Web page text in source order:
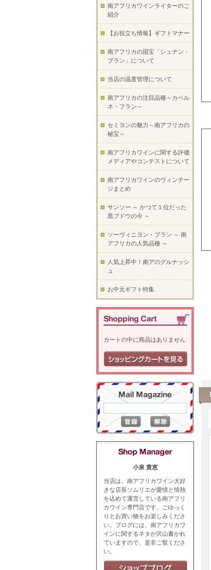
南アフリカワインライターのご
紹介
【お役立ち情報】ギフトマナー
南アフリカの国宝「シュナン・
ブラン」について
当店の温度管理について
南アフリカの注目品種～カベル
ネ・フラン～
セミヨンの魅力～南アフリカの
秘宝～
南アフリカワインに関する評価
メディアやコンテストについて
南アフリカワインのヴィンテー
ジまとめ
サンソー ～ かつて１位だった
黒ブドウの今 ～
ソーヴィニヨン・ブラン ～ 南
アフリカの人気品種 ～
人気上昇中！南アのグルナッシ
ュ
お中元ギフト特集
カートの中に商品はありません
小泉 貴恵
当店は、南アフリカワイン大好
きな店長ソムリエが愛情と情熱
を込めて運営している南アフリ
カワイン専門店です。ごゆっく
りとお買い物をお楽しみくださ
い。ブログには、南アフリカワ
インに関するネタが沢山書かれ
ていますので、是非ご覧くださ
い。